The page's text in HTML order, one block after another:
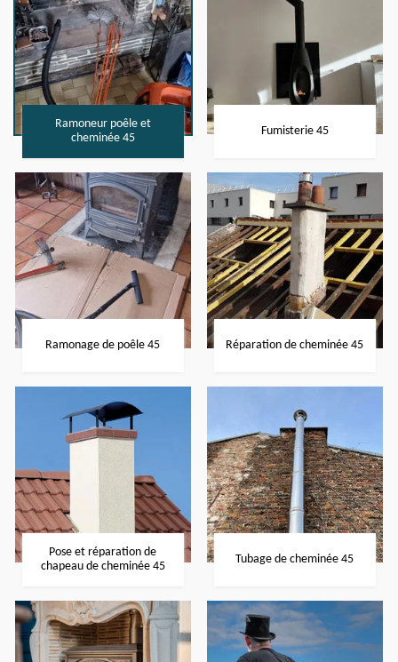
Ramoneur poêle et
cheminée 45
Fumisterie 45
Ramonage de poêle 45 Réparation de cheminée 45
Pose et réparation de
chapeau de cheminée 45
Tubage de cheminée 45